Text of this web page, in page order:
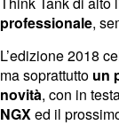
professionale,
L’edizione 2018
ma soprattutto un
novità, con in
NGXed il